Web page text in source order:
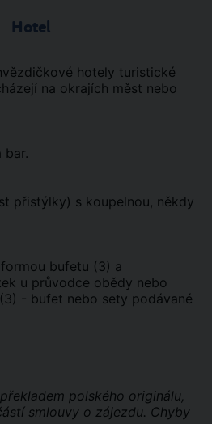
Hotel
hotely turistické
na okrajích měst nebo
bar.
přistýlky) s koupelnou, někdy
bufetu (3) a
u průvodce obědy nebo
- bufet nebo sety podávané
polského originálu,
smlouvy o zájezdu. Chyby